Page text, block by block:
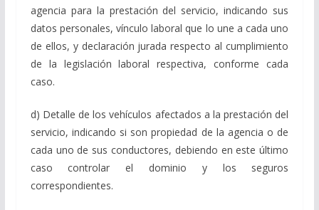
agencia para la prestación del servicio, indicando sus
datos personales, vínculo laboral que lo une a cada uno
de ellos, y declaración jurada respecto al cumplimiento
de la legislación laboral respectiva, conforme cada
caso.
d) Detalle de los vehículos afectados a la prestación del
servicio, indicando si son propiedad de la agencia o de
cada uno de sus conductores, debiendo en este último
caso controlar el dominio y los seguros
correspondientes.